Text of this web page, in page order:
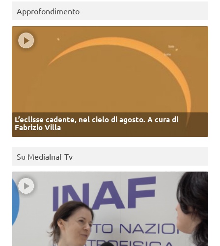
Approfondimento
L’eclisse cadente, nel cielo di agosto. A cura di
Fabrizio Villa
Su MediaInaf Tv